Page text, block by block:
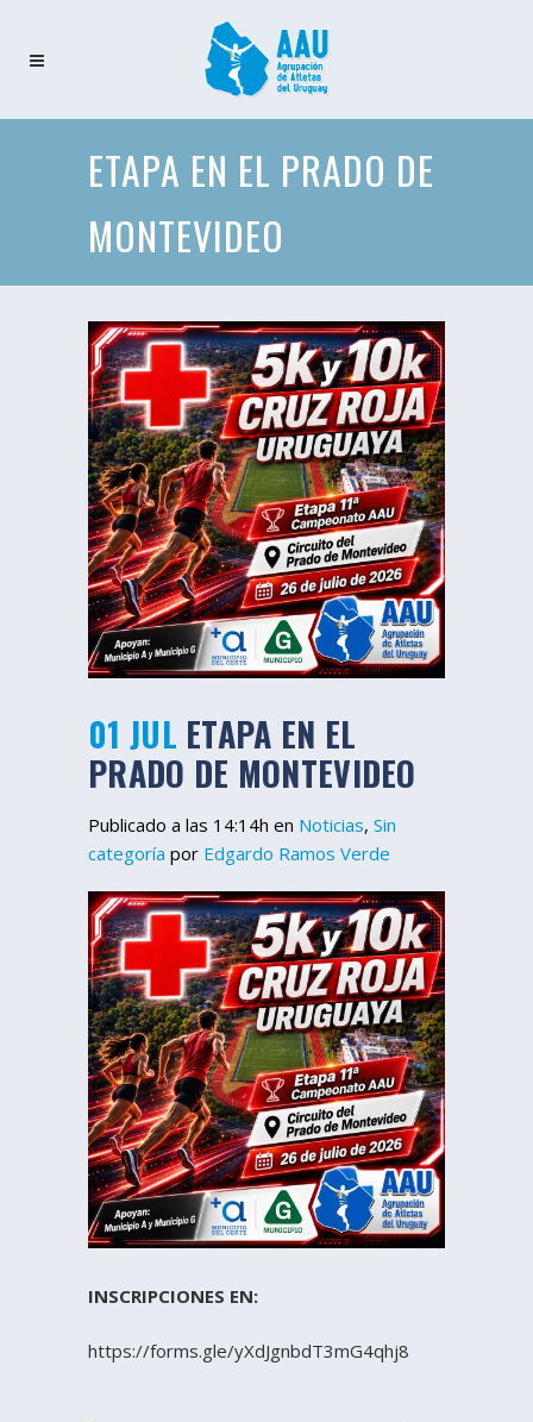
ETAPA EN EL PRADO DE
MONTEVIDEO
01 JUL ETAPA EN EL
PRADO DE MONTEVIDEO
Publicado a las 14:14h en Noticias, Sin
categoría por Edgardo Ramos Verde
INSCRIPCIONES EN:
https://forms.gle/yXdJgnbdT3mG4qhj8